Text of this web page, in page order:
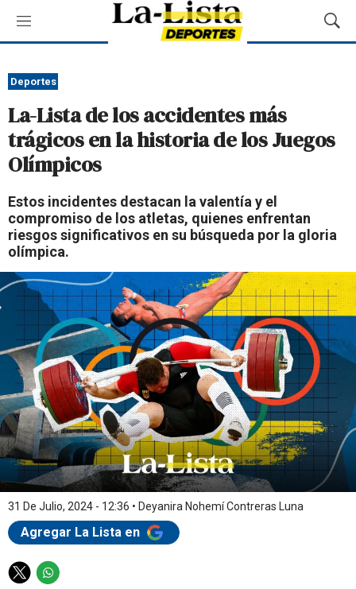
M
e
ú
M
o
B
e
d
Deportes
La-Lista de los accidentes más
trágicos en la historia de los Juegos
Olímpicos
Estos incidentes destacan la valentía y el
compromiso de los atletas, quienes enfrentan
riesgos significativos en su búsqueda por la gloria
olímpica.
31 De Julio, 2024 - 12:36 • Deyanira Nohemí Contreras Luna
Agregar La Lista en
T
W